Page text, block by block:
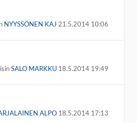
NYYSSÖNEN KAJ 21.5.2014 10:06
SALO MARKKU 18.5.2014 19:49
ALPO 18.5.2014 17:13